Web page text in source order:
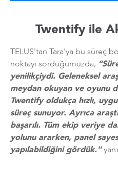
Twentify ile
TELUS'tan Tara'ya bu süreç
noktayı sorduğumuzda,
yenilikçiydi. Geleneksel
meydan okuyan ve oyunu
Twentify oldukça hızlı,
süreç sunuyor. Ayrıca
başarılı. Tüm ekip veriye
yolunu ararken, panel
yapılabildiğini gördük."